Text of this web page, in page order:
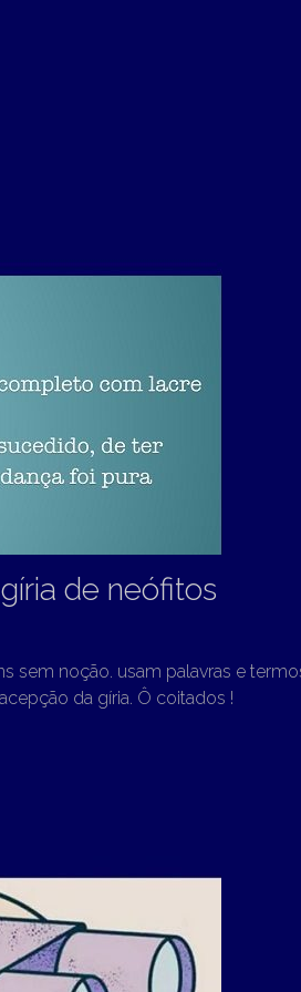
de neófitos
sem noção. usam palavras e
da gíria. Ô coitados !